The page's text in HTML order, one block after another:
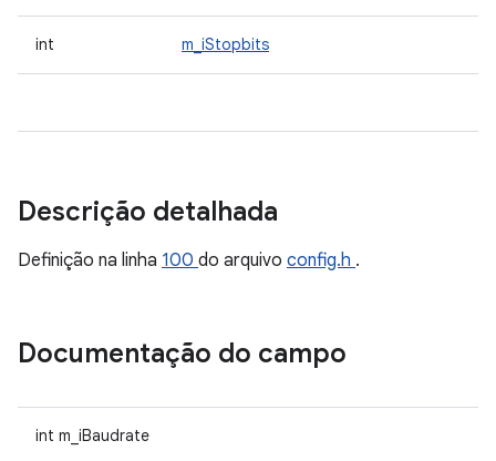
int m_iStopbits
Descrição detalhada
Definição na linha 100 do arquivo config.h .
Documentação do campo
int m_iBaudrate